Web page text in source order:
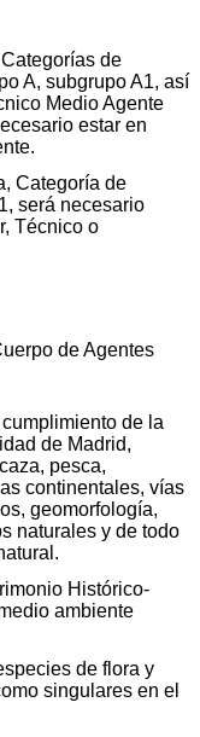
de
A, subgrupo A1, así
Medio Agente
estar en
Categoría de
será necesario
Técnico o
de Agentes
de la
de Madrid,
pesca,
continentales, vías
geomorfología,
naturales y de todo
Histórico-
ambiente
de flora y
singulares en el